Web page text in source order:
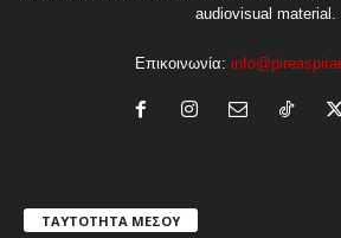
audiovisual material.
Επικοινωνία:
ΤΑΥΤΟΤΗΤΑ ΜΕΣΟΥ